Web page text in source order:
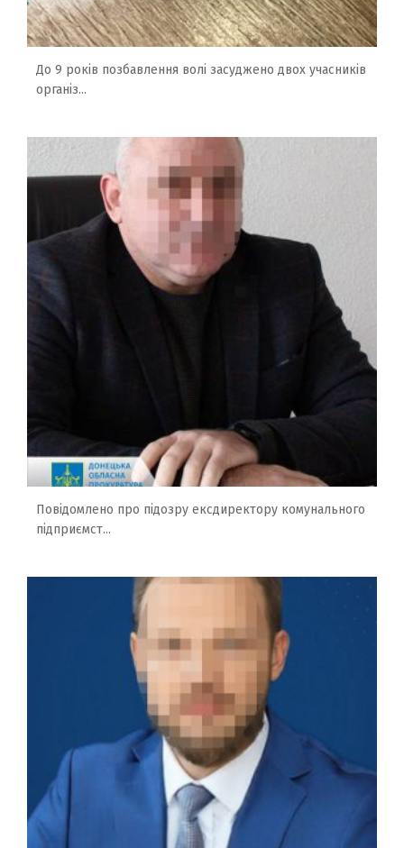
До 9 років позбавлення волі засуджено двох учасників
організ...
Повідомлено про підозру ексдиректору комунального
підприємст...